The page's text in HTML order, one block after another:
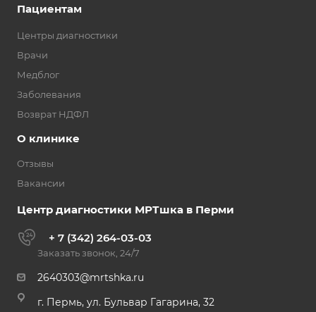
Пациентам
Центры диагностики
Врачи
Медблог
Заболевания
Возврат НДФЛ
О клинике
Отзывы
Вакансии
Центр диагностики МРТшка в Перми
+ 7 (342) 264-03-03
Заказать звонок, 24/7
2640303@mrtshka.ru
г. Пермь, ул. Бульвар Гагарина, 32